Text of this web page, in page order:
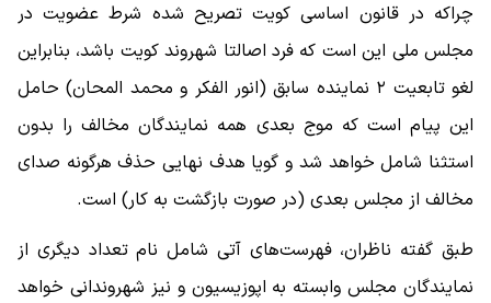
چراکه در قانون اساسی کویت تصریح شده شرط عضویت در
مجلس ملی این است که فرد اصالتا شهروند کویت باشد، بنابراین
لغو تابعیت ۲ نماینده سابق (انور الفکر و محمد المحان) حامل
این پیام است که موج بعدی همه نمایندگان مخالف را بدون
استثنا شامل خواهد شد و گویا هدف نهایی حذف هرگونه صدای
مخالف از مجلس بعدی (در صورت بازگشت به کار) است.
طبق گفته ناظران، فهرست‌های آتی شامل نام تعداد دیگری از
نمایندگان مجلس وابسته به اپوزیسیون و نیز شهروندانی خواهد